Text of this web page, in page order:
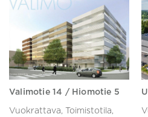
Valimotie 14 / Hiomotie 5
Vuokrattava, Toimistotila,